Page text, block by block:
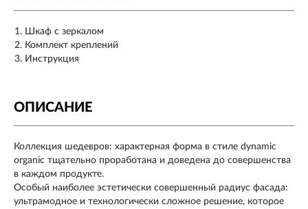
Шкаф с зеркалом
Комплект креплений
Инструкция
ОПИСАНИЕ
Коллекция шедевров: характерная форма в стиле dynamic
organic тщательно проработана и доведена до совершенства
в каждом продукте.
Особый наиболее эстетически совершенный радиус фасада:
ультрамодное и технологически сложное решение, которое